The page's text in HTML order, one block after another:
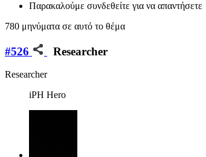
Παρακαλούμε συνδεθείτε για να απαντήσετε
780 μηνύματα σε αυτό το θέμα
#526 Researcher
Researcher
iPH Hero